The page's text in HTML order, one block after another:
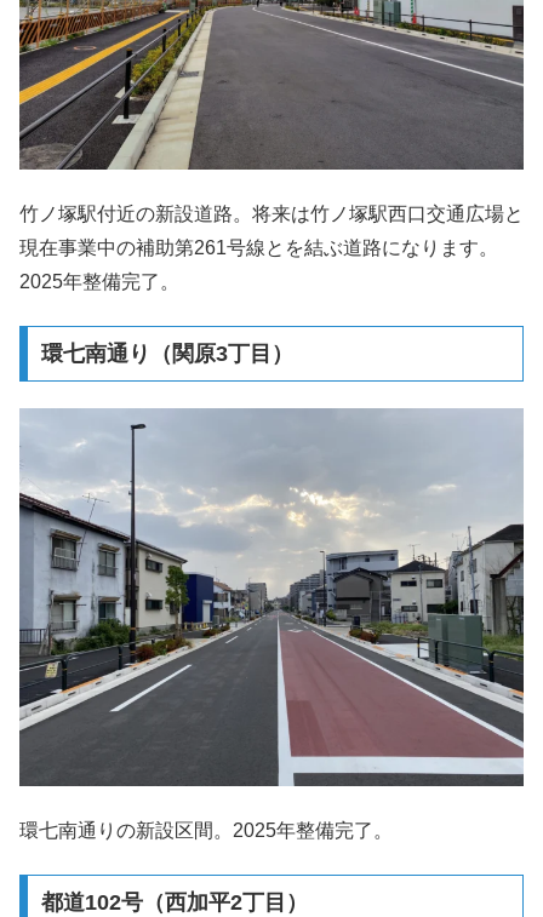
竹ノ塚駅付近の新設道路。将来は竹ノ塚駅西口交通広場と
現在事業中の補助第261号線とを結ぶ道路になります。
2025年整備完了。
環七南通り（関原3丁目）
環七南通りの新設区間。2025年整備完了。
都道102号（西加平2丁目）